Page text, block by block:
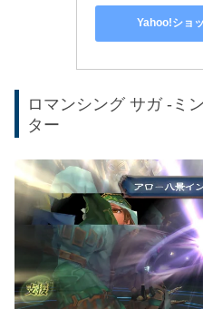
Yahoo!ショ
ロマンシング サガ -ミ
ター